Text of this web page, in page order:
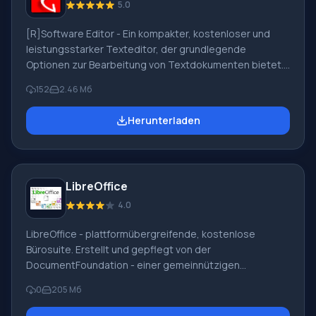
5.0
[R]Software Editor - Ein kompakter, kostenloser und
leistungsstarker Texteditor, der grundlegende
Optionen zur Bearbeitung von Textdokumenten bietet.
Schnittstelle (Sie können mehrere Dateien gleichzeitig in
einem Fenster öffnen). Das
Textverarbeitungsprogramm verfügt über Funktionen,
TXT. Eingefügte Bildformate: EMF, BMP, PNG, WMF, JPG,
ICO, SWF. Textformat,
152 2.46 Мб
Herunterladen
LibreOffice
4.0
LibreOffice - plattformübergreifende, kostenlose
Bürosuite. Erstellt und gepflegt von der
DocumentFoundation - einer gemeinnützigen
mit Apache OpenOffice ein einziges Projekt,
OpenOffice.org. Aufgrund von
0 205 Mб